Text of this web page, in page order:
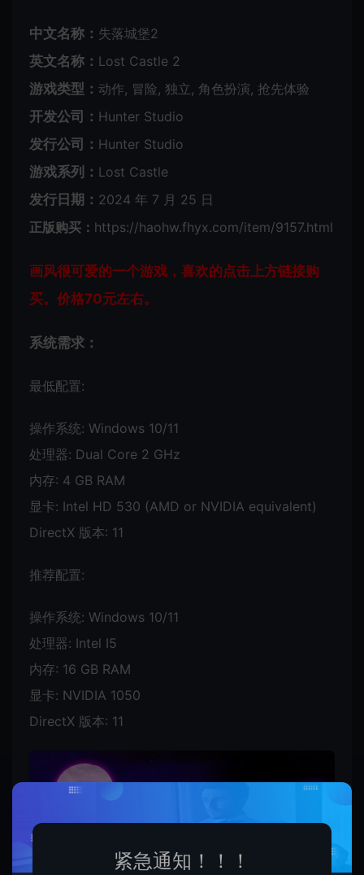
中文名称： 失落城堡2
英文名称： Lost Castle 2
游戏类型： 动作, 冒险, 独立, 角色扮演, 抢先体验
开发公司： Hunter Studio
发行公司： Hunter Studio
游戏系列： Lost Castle
发行日期： 2024 年 7 月 25 日
正版购买： https://haohw.fhyx.com/item/9157.html
画风很可爱的一个游戏，喜欢的点击上方链接购
买。价格70元左右。
系统需求：
最低配置:
操作系统: Windows 10/11
处理器: Dual Core 2 GHz
内存: 4 GB RAM
显卡: Intel HD 530 (AMD or NVIDIA equivalent)
DirectX 版本: 11
推荐配置:
操作系统: Windows 10/11
处理器: Intel I5
内存: 16 GB RAM
显卡: NVIDIA 1050
DirectX 版本: 11
紧急通知！！！